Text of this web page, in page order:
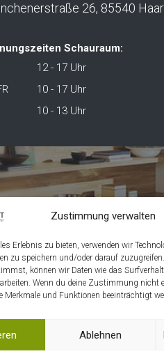
Zustimmung verwalten
Erlebnis zu bieten, verwenden wir
zu speichern und/oder darauf
können wir Daten wie das
Wenn du deine Zustimmung nicht
Merkmale und Funktionen beeinträchtigt
Ablehnen
26, 85540 Haar
Schauraum:
12 - 17 Uhr
10 - 17 Uhr
10 - 13 Uhr